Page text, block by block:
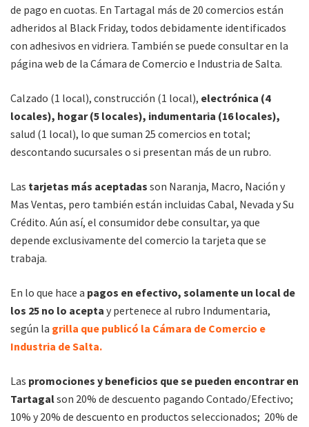
de pago en cuotas. En Tartagal más de 20 comercios están
adheridos al Black Friday, todos debidamente identificados
con adhesivos en vidriera. También se puede consultar en la
página web de la Cámara de Comercio e Industria de Salta.
Calzado (1 local), construcción (1 local), electrónica (4
locales), hogar (5 locales), indumentaria (16 locales),
salud (1 local), lo que suman 25 comercios en total;
descontando sucursales o si presentan más de un rubro.
Las tarjetas más aceptadas son Naranja, Macro, Nación y
Mas Ventas, pero también están incluidas Cabal, Nevada y Su
Crédito. Aún así, el consumidor debe consultar, ya que
depende exclusivamente del comercio la tarjeta que se
trabaja.
En lo que hace a pagos en efectivo, solamente un local de
los 25 no lo acepta y pertenece al rubro Indumentaria,
según la grilla que publicó la Cámara de Comercio e
Industria de Salta.
Las promociones y beneficios que se pueden encontrar en
Tartagalson 20% de descuento pagando Contado/Efectivo;
10% y 20% de descuento en productos seleccionados; 20% de